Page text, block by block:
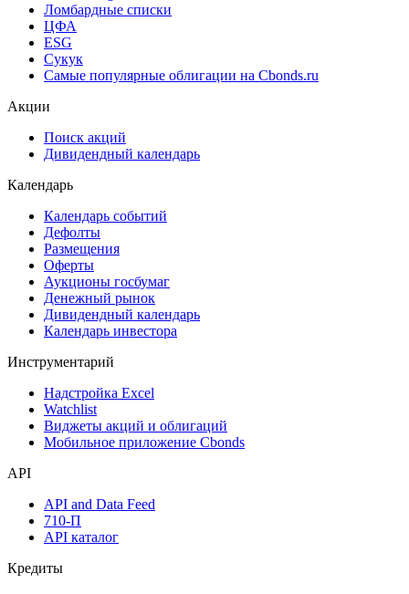
Ломбардные списки
ЦФА
ESG
Сукук
Самые популярные облигации на Cbonds.ru
Акции
Поиск акций
Дивидендный календарь
Календарь
Календарь событий
Дефолты
Размещения
Оферты
Аукционы госбумаг
Денежный рынок
Дивидендный календарь
Календарь инвестора
Инструментарий
Надстройка Excel
Watchlist
Виджеты акций и облигаций
Мобильное приложение Cbonds
API
API and Data Feed
710-П
API каталог
Кредиты